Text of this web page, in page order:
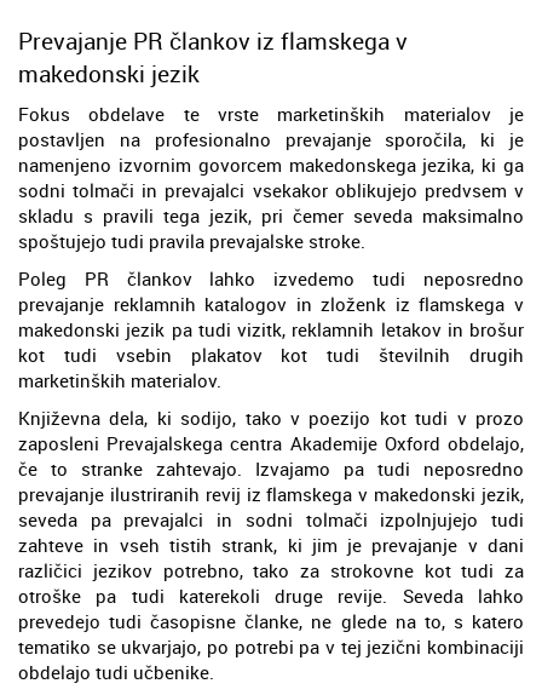
Prevajanje PR člankov iz flamskega v
makedonski jezik
Fokus obdelave te vrste marketinških materialov je
postavljen na profesionalno prevajanje sporočila, ki je
namenjeno izvornim govorcem makedonskega jezika, ki ga
sodni tolmači in prevajalci vsekakor oblikujejo predvsem v
skladu s pravili tega jezik, pri čemer seveda maksimalno
spoštujejo tudi pravila prevajalske stroke.
Poleg PR člankov lahko izvedemo tudi neposredno
prevajanje reklamnih katalogov in zloženk iz flamskega v
makedonski jezik pa tudi vizitk, reklamnih letakov in brošur
kot tudi vsebin plakatov kot tudi številnih drugih
marketinških materialov.
Književna dela, ki sodijo, tako v poezijo kot tudi v prozo
zaposleni Prevajalskega centra Akademije Oxford obdelajo,
če to stranke zahtevajo. Izvajamo pa tudi neposredno
prevajanje ilustriranih revij iz flamskega v makedonski jezik,
seveda pa prevajalci in sodni tolmači izpolnjujejo tudi
zahteve in vseh tistih strank, ki jim je prevajanje v dani
različici jezikov potrebno, tako za strokovne kot tudi za
otroške pa tudi katerekoli druge revije. Seveda lahko
prevedejo tudi časopisne članke, ne glede na to, s katero
tematiko se ukvarjajo, po potrebi pa v tej jezični kombinaciji
obdelajo tudi učbenike.